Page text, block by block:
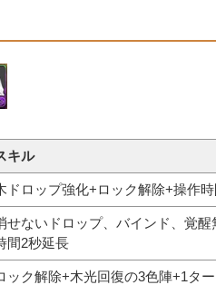
キル
ドロップ強化+ロック解除+操作
せないドロップ、バインド、覚
間2秒延長
ック解除+木光回復の3色陣+1タ